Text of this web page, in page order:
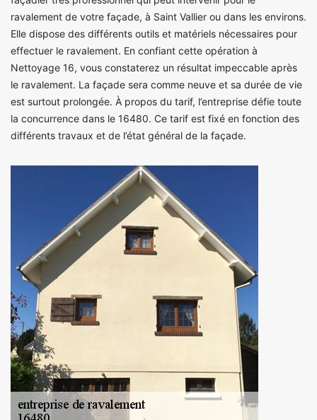
ravalement de votre façade, à Saint Vallier ou dans les environs.
Elle dispose des différents outils et matériels nécessaires pour
effectuer le ravalement. En confiant cette opération à
Nettoyage 16, vous constaterez un résultat impeccable après
le ravalement. La façade sera comme neuve et sa durée de vie
est surtout prolongée. À propos du tarif, l’entreprise défie toute
la concurrence dans le 16480. Ce tarif est fixé en fonction des
différents travaux et de l’état général de la façade.